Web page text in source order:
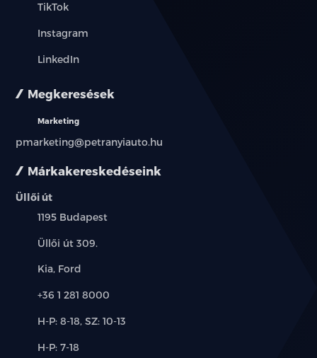
Márkakereskedéseink
Üllői út
Település:
1195 Budapest
Cím:
Üllői út 309.
Márkák:
Kia, Ford
Telefon:
+36 1 281 8000
Új-
használt
H-P: 8-18, SZ: 10-13
Alkatrész,
H-P: 7-18
TikTok
Instagram
LinkedIn
Megkeresések
Marketing
pmarketing@petranyiauto.hu